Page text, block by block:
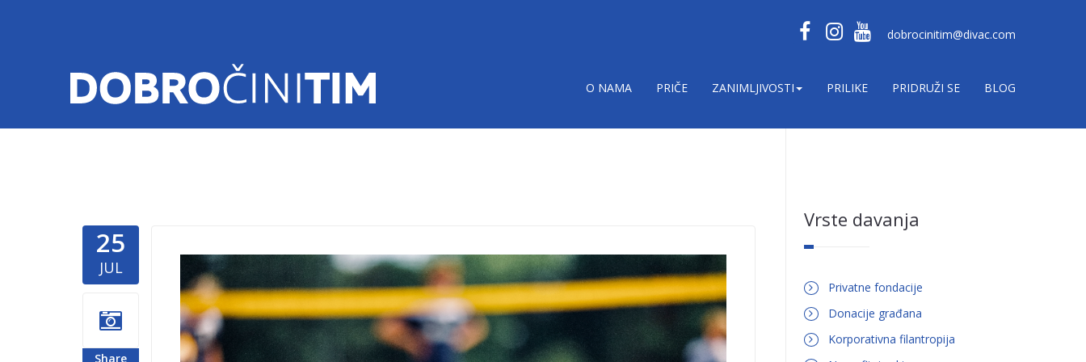
dobrocinitim@divac.com
O NAMA PRIČE ZANIMLJIVOSTI PRILIKE PRIDRUŽI SE BLOG
25
JUL
Share
humanitarni-turnir-odbojka-
dobrocinitim.png
Vrste davanja
Privatne fondacije
Donacije građana
Korporativna filantropija